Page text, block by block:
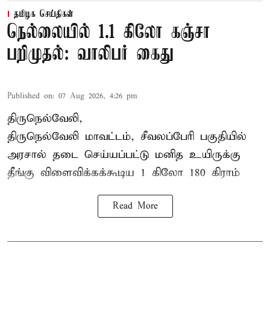
தமிழக செய்திகள்
நெல்லையில் 1.1 கிலோ கஞ்சா
பறிமுதல்: வாலிபர் கைது
Published on: 07 Aug 2026, 4:26 pm
திருநெல்வேலி,
திருநெல்வேலி மாவட்டம், சீவலப்பேரி பகுதியில்
அரசால் தடை செய்யப்பட்டு மனித உயிருக்கு
தீங்கு விளைவிக்கக்கூடிய 1 கிலோ 180 கிராம்
Read More